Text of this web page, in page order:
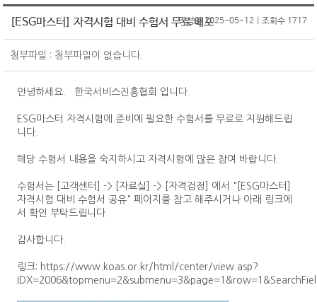
SQ인증 Benefit
SQ인증 현황
새소식
CS강사 2급
서비스품질컨설턴트
ASAT(항공서비스실무능력)
항공서비스매니저
서비스리더
자격취득 조회&자격증 발급
수험서 구매
명예의 전당
새소식
CS강사 2급 과정
CS강사 1급 과정
맞춤형 위탁교육
온라인교육
KOAS 강사진
새소식
서비스산업연구소
고객센터
SQ인증
기타
Q&A
연혁
조직도
CI
PR
MOU체결기관
마이페이지
회원정보변경
회원탈퇴
원서접수 조회&수험표 출력
자격취득 조회&자격증 발급
자격취득 조회
자격증 발급
신청(구매)내역
수험서 구매내역
자격증 발급 신청내역
수강료 결제내역
문의접수 내역
[ESG마스터] 자격시험 대비 수험서 무료 배포작성일 2025-05-12 | 조회수 1717
첨부파일 : 첨부파일이 없습니다.
안녕하세요. 한국서비스진흥협회 입니다.
ESG마스터 자격시험에 준비에 필요한 수험서를 무료로 지원해드립
니다.
해당 수험서 내용을 숙지하시고 자격시험에 많은 참여 바랍니다.
수험서는 [고객센터] -> [자료실] -> [자격검정] 에서 "[ESG마스터]
자격시험 대비 수험서 공유" 페이지를 참고 해주시거나 아래 링크에
서 확인 부탁드립니다.
감사합니다.
링크: https://www.koas.or.kr/html/center/view.asp?